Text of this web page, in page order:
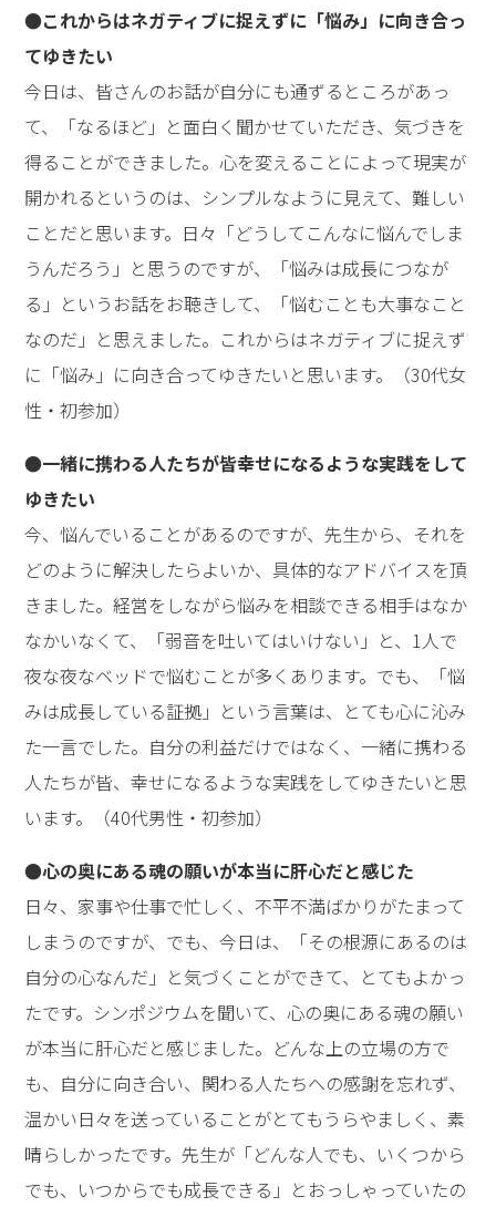
●これからはネガティブに捉えずに「悩み」に向き合っ
てゆきたい
今日は、皆さんのお話が自分にも通ずるところがあっ
て、「なるほど」と面白く聞かせていただき、気づきを
得ることができました。心を変えることによって現実が
開かれるというのは、シンプルなように見えて、難しい
ことだと思います。日々「どうしてこんなに悩んでしま
うんだろう」と思うのですが、「悩みは成長につなが
る」というお話をお聴きして、「悩むことも大事なこと
なのだ」と思えました。これからはネガティブに捉えず
に「悩み」に向き合ってゆきたいと思います。（30代女
性・初参加）
●一緒に携わる人たちが皆幸せになるような実践をして
ゆきたい
今、悩んでいることがあるのですが、先生から、それを
どのように解決したらよいか、具体的なアドバイスを頂
きました。経営をしながら悩みを相談できる相手はなか
なかいなくて、「弱音を吐いてはいけない」と、1人で
夜な夜なベッドで悩むことが多くあります。でも、「悩
みは成長している証拠」という言葉は、とても心に沁み
た一言でした。自分の利益だけではなく、一緒に携わる
人たちが皆、幸せになるような実践をしてゆきたいと思
います。（40代男性・初参加）
●心の奥にある魂の願いが本当に肝心だと感じた
日々、家事や仕事で忙しく、不平不満ばかりがたまって
しまうのですが、でも、今日は、「その根源にあるのは
自分の心なんだ」と気づくことができて、とてもよかっ
たです。シンポジウムを聞いて、心の奥にある魂の願い
が本当に肝心だと感じました。どんな上の立場の方で
も、自分に向き合い、関わる人たちへの感謝を忘れず、
温かい日々を送っていることがとてもうらやましく、素
晴らしかったです。先生が「どんな人でも、いくつから
でも、いつからでも成長できる」とおっしゃっていたの